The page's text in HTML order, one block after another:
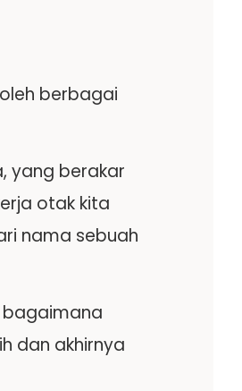
berbagai
yang berakar
otak kita
nama sebuah
dan akhirnya